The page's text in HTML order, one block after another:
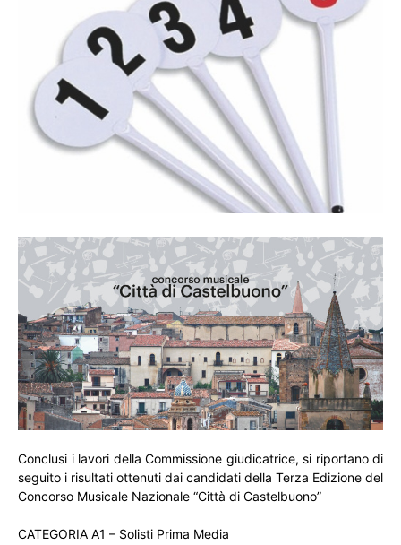
Conclusi i lavori della Commissione giudicatrice, si riportano di
seguito i risultati ottenuti dai candidati della Terza Edizione del
Concorso Musicale Nazionale “Città di Castelbuono”
CATEGORIA A1 – Solisti Prima Media